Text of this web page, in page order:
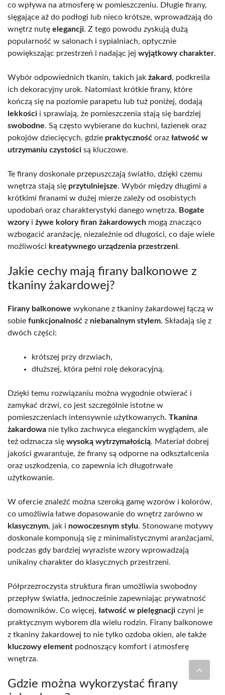
co wpływa na atmosferę w pomieszczeniu. Długie firany,
sięgające aż do podłogi lub nieco krótsze, wprowadzają do
wnętrz nutę elegancji. Z tego powodu zyskują dużą
popularność w salonach i sypialniach, optycznie
powiększając przestrzeń i nadając jej wyjątkowy charakter.
Wybór odpowiednich tkanin, takich jak żakard, podkreśla
ich dekoracyjny urok. Natomiast krótkie firany, które
kończą się na poziomie parapetu lub tuż poniżej, dodają
lekkości i sprawiają, że pomieszczenia stają się bardziej
swobodne. Są często wybierane do kuchni, łazienek oraz
pokojów dziecięcych, gdzie praktyczność oraz łatwość w
utrzymaniu czystości są kluczowe.
Te firany doskonale przepuszczają światło, dzięki czemu
wnętrza stają się przytulniejsze. Wybór między długimi a
krótkimi firanami w dużej mierze zależy od osobistych
upodobań oraz charakterystyki danego wnętrza. Bogate
wzoryi żywe kolory firan żakardowych mogą znacząco
wzbogacić aranżację, niezależnie od długości, co daje wiele
możliwości kreatywnego urządzenia przestrzeni.
Jakie cechy mają firany balkonowe z
tkaniny żakardowej?
Firany balkonowe wykonane z tkaniny żakardowej łączą w
sobie funkcjonalność z niebanalnym stylem. Składają się z
dwóch części:
krótszej przy drzwiach,
dłuższej, która pełni rolę dekoracyjną.
Dzięki temu rozwiązaniu można wygodnie otwierać i
zamykać drzwi, co jest szczególnie istotne w
pomieszczeniach intensywnie użytkowanych. Tkanina
żakardowa nie tylko zachwyca eleganckim wyglądem, ale
też odznacza się wysoką wytrzymałością. Materiał dobrej
jakości gwarantuje, że firany są odporne na odkształcenia
oraz uszkodzenia, co zapewnia ich długotrwałe
użytkowanie.
W ofercie znaleźć można szeroką gamę wzorów i kolorów,
co umożliwia łatwe dopasowanie do wnętrz zarówno w
klasycznym, jak i nowoczesnym stylu. Stonowane motywy
doskonale komponują się z minimalistycznymi aranżacjami,
podczas gdy bardziej wyraziste wzory wprowadzają
unikalny charakter do klasycznych przestrzeni.
Półprzezroczysta struktura firan umożliwia swobodny
przepływ światła, jednocześnie zapewniając prywatność
domowników. Co więcej, łatwość w pielęgnacji czyni je
praktycznym wyborem dla wielu rodzin. Firany balkonowe
z tkaniny żakardowej to nie tylko ozdoba okien, ale także
kluczowy element podnoszący komfort i atmosferę
wnętrza.
Gdzie można wykorzystać firany